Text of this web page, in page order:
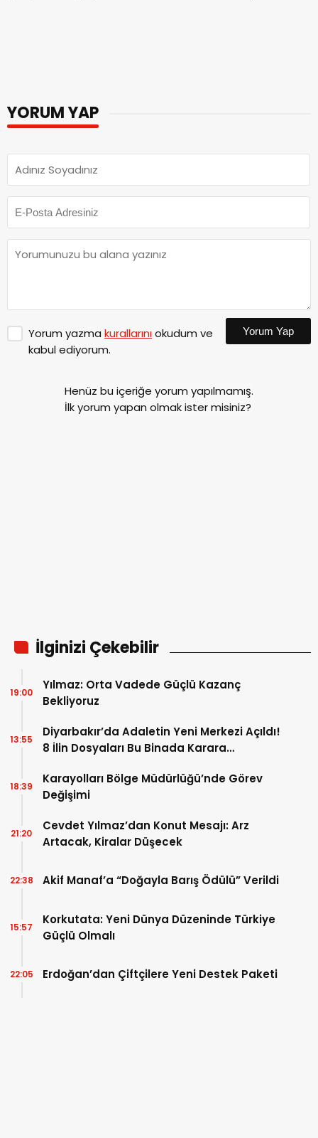
YORUM YAP
Yorum yazma kurallarınıokudum ve
kabul ediyorum.
Yorum Yap
Henüz bu içeriğe yorum yapılmamış.
İlk yorum yapan olmak ister misiniz?
İlginizi Çekebilir
Yılmaz: Orta Vadede Güçlü Kazanç
Bekliyoruz
19:00
Diyarbakır’da Adaletin Yeni Merkezi Açıldı!
8 İlin Dosyaları Bu Binada Karara
13:55
Karayolları Bölge Müdürlüğü’nde Görev
Değişimi
18:39
Cevdet Yılmaz’dan Konut Mesajı: Arz
Artacak, Kiralar Düşecek
21:20
Akif Manaf’a “Doğayla Barış Ödülü” Verildi
22:38
Korkutata: Yeni Dünya Düzeninde Türkiye
Güçlü Olmalı
15:57
Erdoğan’dan Çiftçilere Yeni Destek Paketi
22:05